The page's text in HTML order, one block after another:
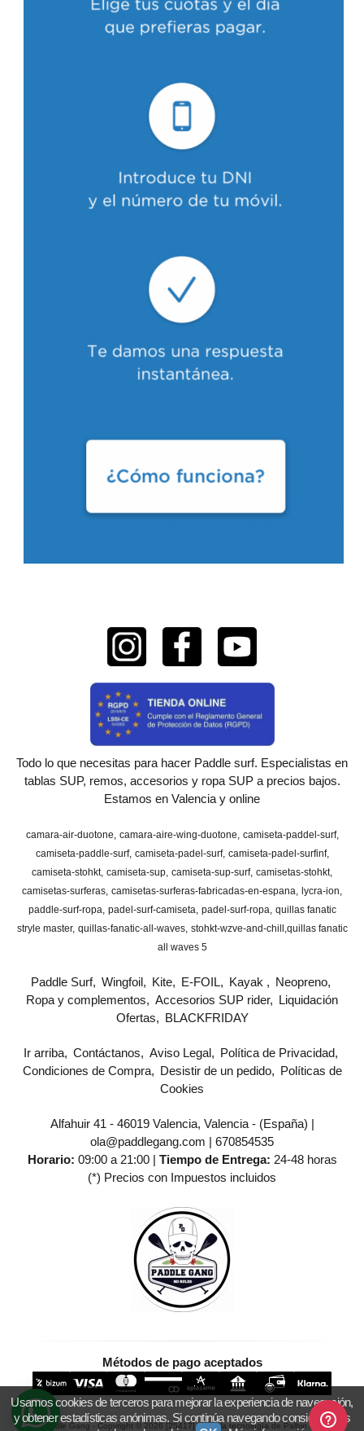
Todo lo que necesitas para hacer Paddle surf. Especialistas en
tablas SUP, remos, accesorios y ropa SUP a precios bajos.
Estamos en Valencia y online
camara-air-duotone camara-aire-wing-duotone camiseta-paddel-surf
camiseta-paddle-surf camiseta-padel-surf camiseta-padel-surfinf
camiseta-stohkt camiseta-sup camiseta-sup-surf camisetas-stohkt
camisetas-surferas camisetas-surferas-fabricadas-en-espana
lycra-ion
paddle-surf-ropa padel-surf-camiseta padel-surf-ropa quillas fanatic
stryle master quillas-fanatic-all-waves stohkt-wzve-and-chill
​quillas fanatic
all waves 5
Paddle Surf Wingfoil Kite E-FOIL Kayak
Neopreno
Ropa y complementos
Accesorios SUP rider
Liquidación
Ofertas
BLACKFRIDAY
Ir arriba Contáctanos Aviso Legal
Política de Privacidad
Condiciones de Compra
Desistir de un pedido
Políticas de
Cookies
Alfahuir 41 - 46019 Valencia, Valencia - (España) |
ola@paddlegang.com | 670854535
Horario: 09:00 a 21:00 | Tiempo de Entrega: 24-48 horas
(*) Precios con Impuestos incluidos
Métodos de pago aceptados
Paddle Gang - Copyright © 2026 [25417] - Con la tecnología de Palbin.com
Usamos cookies de terceros para mejorar la experiencia de navegación,
y obtener estadísticas anónimas. Si continúa navegando consideramos